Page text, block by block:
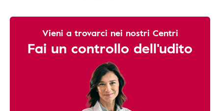
Vieni a trovarci nei nostri Centri
Fai un controllo dell'udito